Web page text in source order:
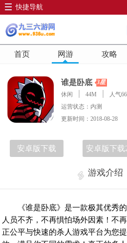
快捷导航
首页 网游 攻略
谁是卧底
3星
休闲
44M
人气
运营状态：内测
更新时间：2018-08-28
安卓版下载 安卓版下载
游戏介绍
《谁是卧底》是一款极其优秀的
人员不齐，不再惧怕场外因素！不
正公平与快速的杀人游戏平台为您